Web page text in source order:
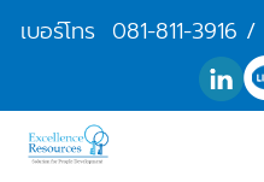
เบอร์โทร 081-811-3916 /